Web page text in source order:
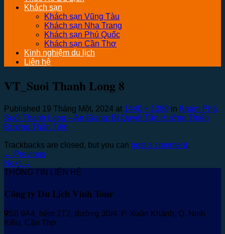
Khách sạn
Khách sạn Vũng Tàu
Khách sạn Nha Trang
Khách sạn Phú Quốc
Khách sạn Cần Thơ
Kinh nghiệm du lịch
Liên hệ
VT_Suoi Thanh Long 8
Published 19 Tháng Một, 2024 at 1440 × 1080 in Khám Phá
Suối Thanh Long – An Giang: Bí Quyết Tận Hưởng Thiên
Đường Thần Tiên
Trackbacks are closed, but you can post a comment.
← Previous
Next →
THÔNG TIN LIÊN HỆ
Công ty Du Lịch Vinh Tour
Số 9A4, hẻm 2T2, đường 30/4, P. Xuân Khánh, Q. Ninh
Kiều, Cần Thơ